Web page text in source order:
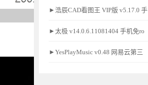
►浩辰CAD看图王 VIP版 v5.17.0 手
►太极 v14.0.6.11081404 手机免ro
►YesPlayMusic v0.48 网易云第三